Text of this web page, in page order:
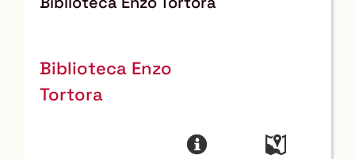
Biblioteca Enzo
Tortora